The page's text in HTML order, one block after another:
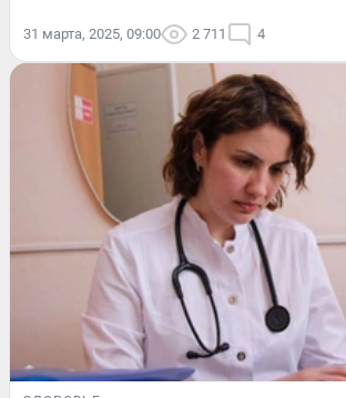
31 марта, 2025, 09:00 2 711 4